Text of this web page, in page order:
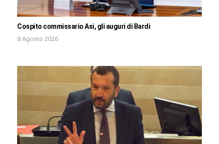
Cospito commissario Asi, gli auguri di Bardi
8 Agosto 2026